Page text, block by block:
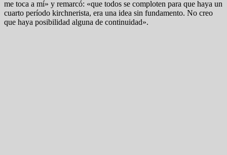
me toca a mí» y remarcó: «que todos se comploten para que haya un
cuarto período kirchnerista, era una idea sin fundamento. No creo
que haya posibilidad alguna de continuidad».